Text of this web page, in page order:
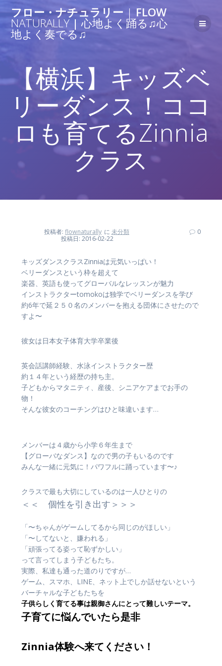
フロー・ナチュラリー | FLOW
NATURALLY| 心地よく踊る♫心
地よく奏でる♫
【横浜】キッズベ
リーダンス！ココ
ロも育てるZinnia
クラス
投稿者:flownaturally に 未分類
投稿日: 2016-02-22
0
キッズダンスクラスZinniaは元気いっぱい！
ベリーダンスという枠を超えて
楽器、英語も使ってグローバルなレッスンが魅力
インストラクターtomokoは独学でベリーダンスを学び
約6年で延２５０名のメンバーを抱える団体にさせたので
すよ〜
彼女は日本女子体育大学卒業後
英会話講師経験、水泳インストラクター歴
約１４年という経歴の持ち主。
子どもからマタニティ、産後、シニアケアまでお手の
物！
そんな彼女のコーチングはひと味違います…
メンバーは４歳から小学６年生まで
【グローバなダンス】なので男の子もいるのです
みんな一緒に元気に！パワフルに踊っています〜♪
クラスで最も大切にしているのは一人ひとりの
＜＜ 個性を引き出す＞＞＞
「〜ちゃんがゲームしてるから同じのがほしい」
「〜してないと、嫌われる」
「頑張ってる姿って恥ずかしい」
って言ってしまう子どもたち。
実際、私達も通った道のりですが…
ゲーム、スマホ、LINE、ネット上でしか話せないという
バーチャルな子どもたちを
子供らしく育てる事は親御さんにとって難しいテーマ。
子育てに悩んでいたら是非
Zinnia体験へ来てください！